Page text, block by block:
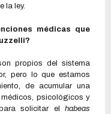
la ley.
médicas que
propios del sistema
pero lo que estamos
de acumular una
psicológicos y
solicitar el habeas